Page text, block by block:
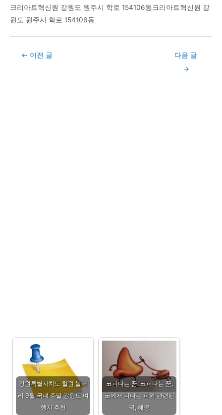
크리아트혁신원 강원도 원주시 학로 154106동크리아트혁신원 강
원도 원주시 학로 154106동
Post← 이전 글
다음 글
→
강원특별자치도 철원 볼거
리 9월 국내 주말 강원도 여
행지 추천
코피나는 꿈, 코피나는 꿈,
코에서 피나는 피와 관련된
꿈, 해몽